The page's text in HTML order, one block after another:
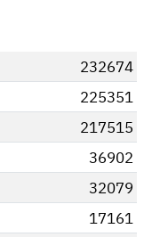
232674
225351
217515
36902
32079
17161